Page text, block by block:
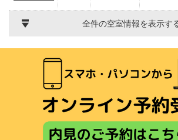
全件の空室情報を表示す